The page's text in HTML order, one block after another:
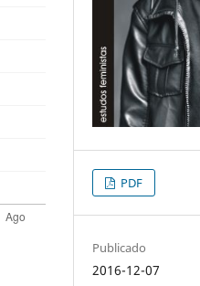
PDF
Publicado
2016-12-07